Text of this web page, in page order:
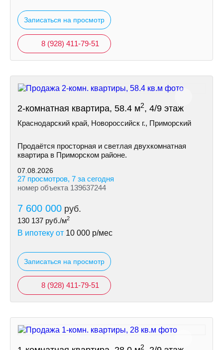
Записаться на просмотр
8 (928) 411-79-51
2-комнатная квартира, 58.4 м2, 4/9 этаж
Краснодарский край, Новороссийск г., Приморский
Продаётся просторная и светлая двухкомнатная
квартира в Приморском районе.
07.08.2026
27 просмотров, 7 за сегодня
номер объекта 139637244
7 600 000 руб.
130 137 руб./м2
В ипотеку от 10 000 р/мес
Записаться на просмотр
8 (928) 411-79-51
2